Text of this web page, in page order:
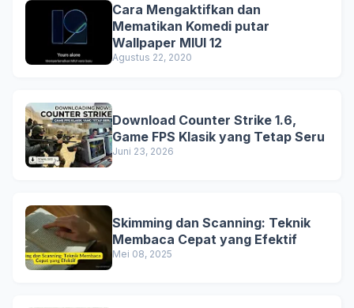
Cara Mengaktifkan dan
Mematikan Komedi putar
Wallpaper MIUI 12
Agustus 22, 2020
Download Counter Strike 1.6,
Game FPS Klasik yang Tetap Seru
Juni 23, 2026
Skimming dan Scanning: Teknik
Membaca Cepat yang Efektif
Mei 08, 2025